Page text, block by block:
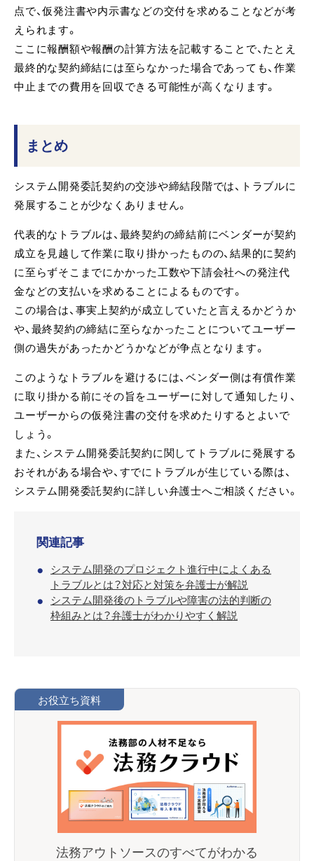
点で、仮発注書や内示書などの交付を求めることなどが考
えられます。
ここに報酬額や報酬の計算方法を記載することで、たとえ
最終的な契約締結には至らなかった場合であっても、作業
中止までの費用を回収できる可能性が高くなります。
まとめ
システム開発委託契約の交渉や締結段階では、トラブルに
発展することが少なくありません。
代表的なトラブルは、最終契約の締結前にベンダーが契約
成立を見越して作業に取り掛かったものの、結果的に契約
に至らずそこまでにかかった工数や下請会社への発注代
金などの支払いを求めることによるものです。
この場合は、事実上契約が成立していたと言えるかどうか
や、最終契約の締結に至らなかったことについてユーザー
側の過失があったかどうかなどが争点となります。
このようなトラブルを避けるには、ベンダー側は有償作業
に取り掛かる前にその旨をユーザーに対して通知したり、
ユーザーからの仮発注書の交付を求めたりするとよいで
しょう。
また、システム開発委託契約に関してトラブルに発展する
おそれがある場合や、すでにトラブルが生じている際は、
システム開発委託契約に詳しい弁護士へご相談ください。
関連記事
システム開発のプロジェクト進行中によくある
トラブルとは？対応と対策を弁護士が解説
システム開発後のトラブルや障害の法的判断の
枠組みとは？弁護士がわかりやすく解説
お役立ち資料
法務アウトソースのすべてがわかる